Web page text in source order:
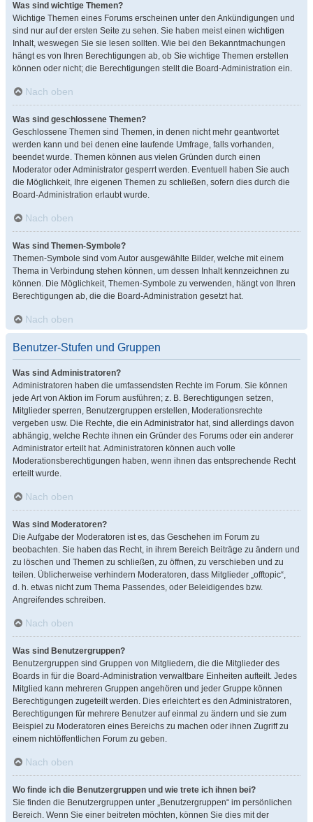
Was sind wichtige Themen?
Wichtige Themen eines Forums erscheinen unter den Ankündigungen und
sind nur auf der ersten Seite zu sehen. Sie haben meist einen wichtigen
Inhalt, weswegen Sie sie lesen sollten. Wie bei den Bekanntmachungen
hängt es von Ihren Berechtigungen ab, ob Sie wichtige Themen erstellen
können oder nicht; die Berechtigungen stellt die Board-Administration ein.
Nach oben
Was sind geschlossene Themen?
Geschlossene Themen sind Themen, in denen nicht mehr geantwortet
werden kann und bei denen eine laufende Umfrage, falls vorhanden,
beendet wurde. Themen können aus vielen Gründen durch einen
Moderator oder Administrator gesperrt werden. Eventuell haben Sie auch
die Möglichkeit, Ihre eigenen Themen zu schließen, sofern dies durch die
Board-Administration erlaubt wurde.
Nach oben
Was sind Themen-Symbole?
Themen-Symbole sind vom Autor ausgewählte Bilder, welche mit einem
Thema in Verbindung stehen können, um dessen Inhalt kennzeichnen zu
können. Die Möglichkeit, Themen-Symbole zu verwenden, hängt von Ihren
Berechtigungen ab, die die Board-Administration gesetzt hat.
Nach oben
Benutzer-Stufen und Gruppen
Was sind Administratoren?
Administratoren haben die umfassendsten Rechte im Forum. Sie können
jede Art von Aktion im Forum ausführen; z. B. Berechtigungen setzen,
Mitglieder sperren, Benutzergruppen erstellen, Moderationsrechte
vergeben usw. Die Rechte, die ein Administrator hat, sind allerdings davon
abhängig, welche Rechte ihnen ein Gründer des Forums oder ein anderer
Administrator erteilt hat. Administratoren können auch volle
Moderationsberechtigungen haben, wenn ihnen das entsprechende Recht
erteilt wurde.
Nach oben
Was sind Moderatoren?
Die Aufgabe der Moderatoren ist es, das Geschehen im Forum zu
beobachten. Sie haben das Recht, in ihrem Bereich Beiträge zu ändern und
zu löschen und Themen zu schließen, zu öffnen, zu verschieben und zu
teilen. Üblicherweise verhindern Moderatoren, dass Mitglieder „offtopic“,
d. h. etwas nicht zum Thema Passendes, oder Beleidigendes bzw.
Angreifendes schreiben.
Nach oben
Was sind Benutzergruppen?
Benutzergruppen sind Gruppen von Mitgliedern, die die Mitglieder des
Boards in für die Board-Administration verwaltbare Einheiten aufteilt. Jedes
Mitglied kann mehreren Gruppen angehören und jeder Gruppe können
Berechtigungen zugeteilt werden. Dies erleichtert es den Administratoren,
Berechtigungen für mehrere Benutzer auf einmal zu ändern und sie zum
Beispiel zu Moderatoren eines Bereichs zu machen oder ihnen Zugriff zu
einem nichtöffentlichen Forum zu geben.
Nach oben
Wo finde ich die Benutzergruppen und wie trete ich ihnen bei?
Sie finden die Benutzergruppen unter „Benutzergruppen“ im persönlichen
Bereich. Wenn Sie einer beitreten möchten, können Sie dies mit der